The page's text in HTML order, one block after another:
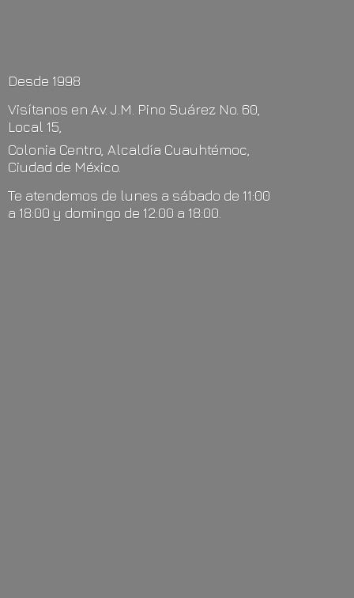
Desde 1998
Visítanos en Av. J.M. Pino Suárez No. 60,
Local 15,
Colonia Centro, Alcaldía Cuauhtémoc,
Ciudad de México.
Te atendemos de lunes a sábado de 11:00
a 18:00 y domingo de 12:00 a 18:00.